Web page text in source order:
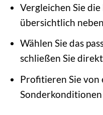
Vergleichen Sie
übersichtlich
Wählen Sie das
schließen Sie
Profitieren Sie von
Sonderkonditionen